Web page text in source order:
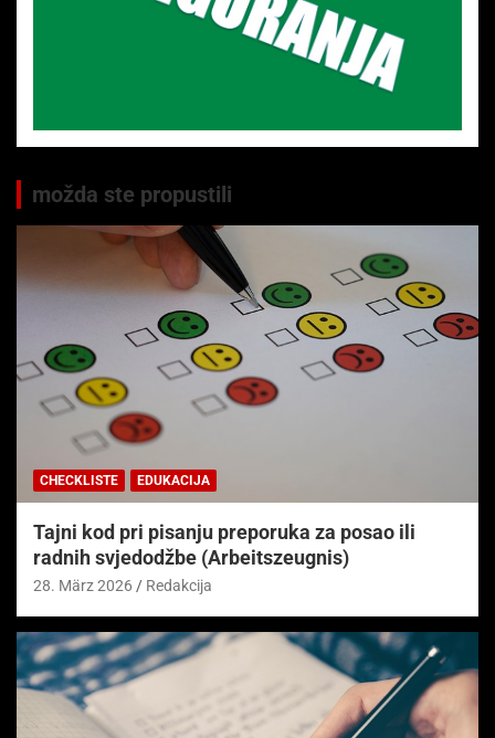
možda ste propustili
CHECKLISTE EDUKACIJA
Tajni kod pri pisanju preporuka za posao ili
radnih svjedodžbe (Arbeitszeugnis)
28. März 2026 Redakcija